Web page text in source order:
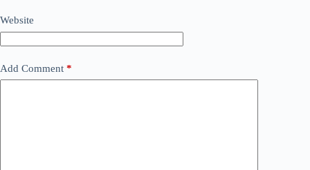
Website
Add Comment *